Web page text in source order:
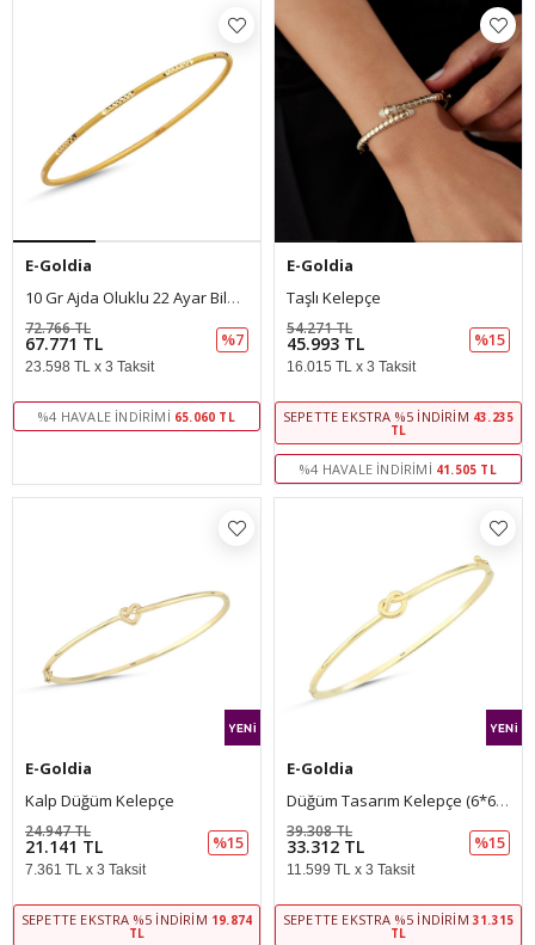
E-Goldia
10 Gr Ajda Oluklu 22 Ayar Bilezik
67.771 TL
72.766 TL
%7
23.598 TL x 3 Taksit
%4 HAVALE İNDIRIMI 65.060 TL
E-Goldia
Taşlı Kelepçe
45.993 TL
54.271 TL
%15
16.015 TL x 3 Taksit
SEPETTE EKSTRA %5 İNDIRIM 43.235
TL
%4 HAVALE İNDIRIMI 41.505 TL
E-Goldia
Kalp Düğüm Kelepçe
21.141 TL
24.947 TL
%15
7.361 TL x 3 Taksit
SEPETTE EKSTRA %5 İNDIRIM 19.874
TL
E-Goldia
Düğüm Tasarım Kelepçe (6*6 Cm 0,20 Mm)
33.312 TL
39.308 TL
%15
11.599 TL x 3 Taksit
SEPETTE EKSTRA %5 İNDIRIM 31.315
TL